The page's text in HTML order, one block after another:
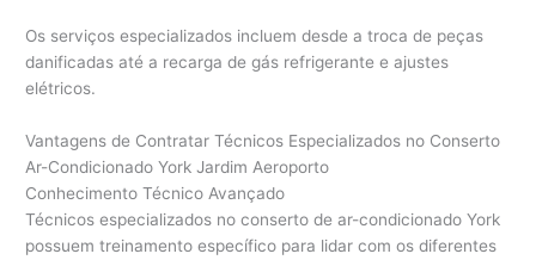
Os serviços especializados incluem desde a troca de peças
danificadas até a recarga de gás refrigerante e ajustes
elétricos.
Vantagens de Contratar Técnicos Especializados no Conserto
Ar-Condicionado York Jardim Aeroporto
Conhecimento Técnico Avançado
Técnicos especializados no conserto de ar-condicionado York
possuem treinamento específico para lidar com os diferentes